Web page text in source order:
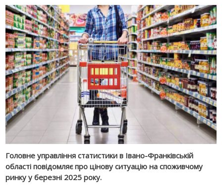
Головне управління статистики в Івано-Франківській
області повідомляє про цінову ситуацію на споживчому
ринку у березні 2025 року.